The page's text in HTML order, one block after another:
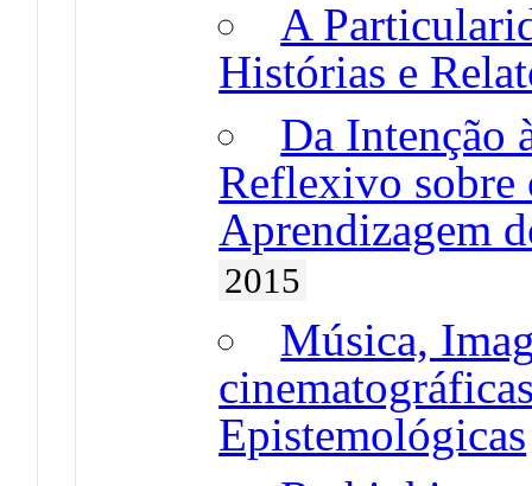
A
Histórias e
Da Intenção
Reflexivo sobre
Aprendizagem
2015
Música,
Epistemológicas